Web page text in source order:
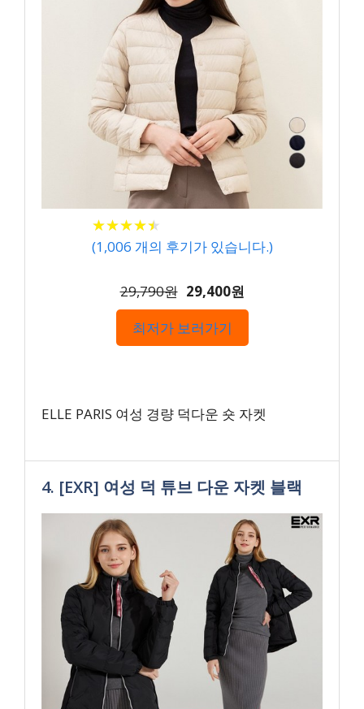
★★★★★
★★★★★
(1,006 개의 후기가 있습니다.)
29,790원 29,400원
최저가 보러가기
ELLE PARIS 여성 경량 덕다운 숏 자켓
4. [EXR] 여성 덕 튜브 다운 자켓 블랙